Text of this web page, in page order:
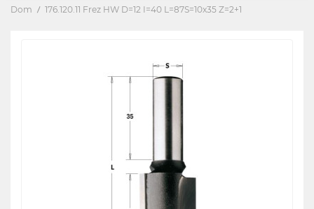
Dom 176.120.11 Frez HW D=12 I=40 L=87S=10x35 Z=2+1